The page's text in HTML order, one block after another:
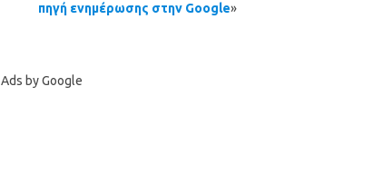
πηγή ενημέρωσης στην Google»
Ads by Google